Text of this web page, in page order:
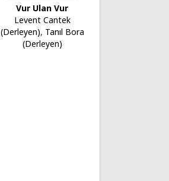
Vur Ulan Vur
Levent Cantek
(Derleyen), Tanıl Bora
(Derleyen)